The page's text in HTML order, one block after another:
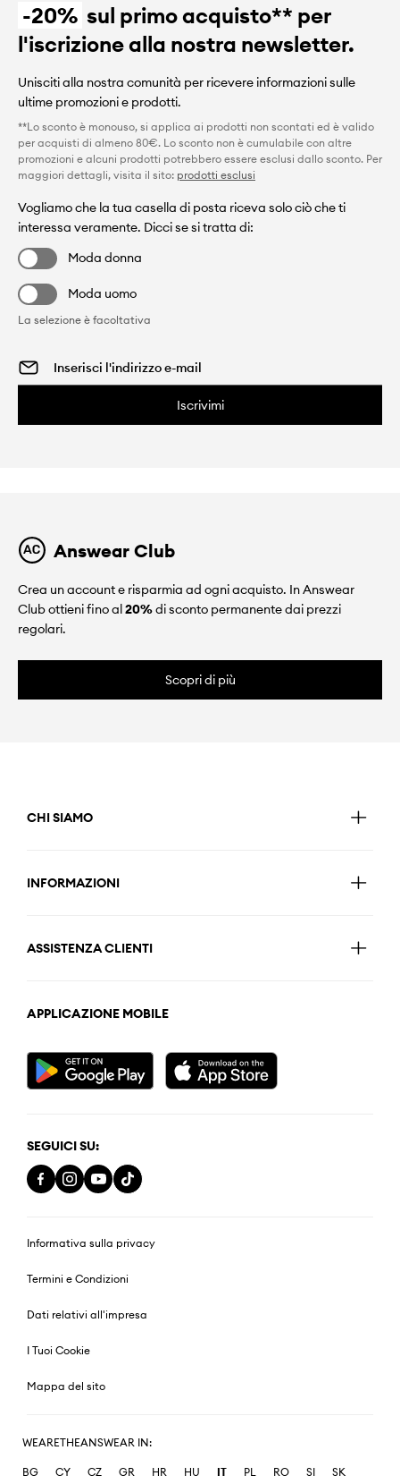
-20% sul primo acquisto** per
l'iscrizione alla nostra newsletter.
Unisciti alla nostra comunità per ricevere informazioni sulle
ultime promozioni e prodotti.
**Lo sconto è monouso, si applica ai prodotti non scontati ed è valido
per acquisti di almeno 80€. Lo sconto non è cumulabile con altre
promozioni e alcuni prodotti potrebbero essere esclusi dallo sconto. Per
maggiori dettagli, visita il sito: prodotti esclusi
Vogliamo che la tua casella di posta riceva solo ciò che ti
interessa veramente. Dicci se si tratta di:
Moda donna
Moda uomo
La selezione è facoltativa
Iscrivimi
Answear Club
Crea un account e risparmia ad ogni acquisto. In Answear
Club ottieni fino al20%di sconto permanente dai prezzi
regolari.
Scopri di più
CHI SIAMO
INFORMAZIONI
ASSISTENZA CLIENTI
APPLICAZIONE MOBILE
SEGUICI SU:
Informativa sulla privacy
Termini e Condizioni
Dati relativi all'impresa
I Tuoi Cookie
Mappa del sito
WEARETHEANSWEAR IN:
BG CY CZ GR HR HU IT PL RO SI SK